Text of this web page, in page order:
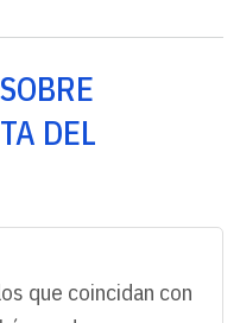
DEL
que coincidan con